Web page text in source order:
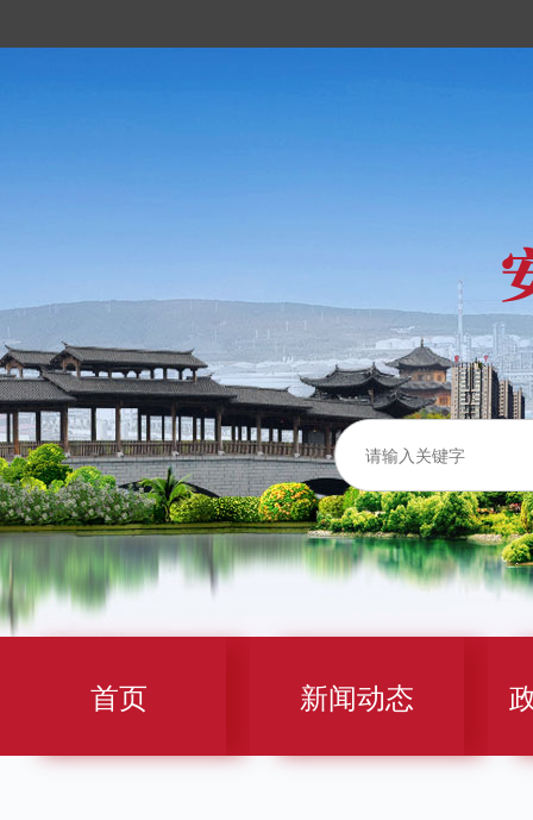
首页 新闻动态